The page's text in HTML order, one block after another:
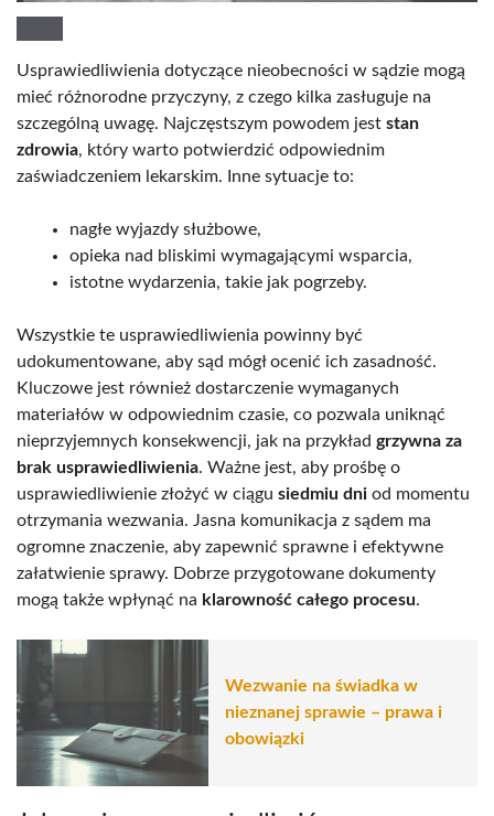
Usprawiedliwienia dotyczące nieobecności w sądzie mogą
mieć różnorodne przyczyny, z czego kilka zasługuje na
szczególną uwagę. Najczęstszym powodem jest stan
zdrowia, który warto potwierdzić odpowiednim
zaświadczeniem lekarskim. Inne sytuacje to:
nagłe wyjazdy służbowe,
opieka nad bliskimi wymagającymi wsparcia,
istotne wydarzenia, takie jak pogrzeby.
Wszystkie te usprawiedliwienia powinny być
udokumentowane, aby sąd mógł ocenić ich zasadność.
Kluczowe jest również dostarczenie wymaganych
materiałów w odpowiednim czasie, co pozwala uniknąć
nieprzyjemnych konsekwencji, jak na przykład grzywna za
brak usprawiedliwienia. Ważne jest, aby prośbę o
usprawiedliwienie złożyć w ciągu siedmiu dni od momentu
otrzymania wezwania. Jasna komunikacja z sądem ma
ogromne znaczenie, aby zapewnić sprawne i efektywne
załatwienie sprawy. Dobrze przygotowane dokumenty
mogą także wpłynąć na klarowność całego procesu.
Wezwanie na świadka w
nieznanej sprawie – prawa i
obowiązki